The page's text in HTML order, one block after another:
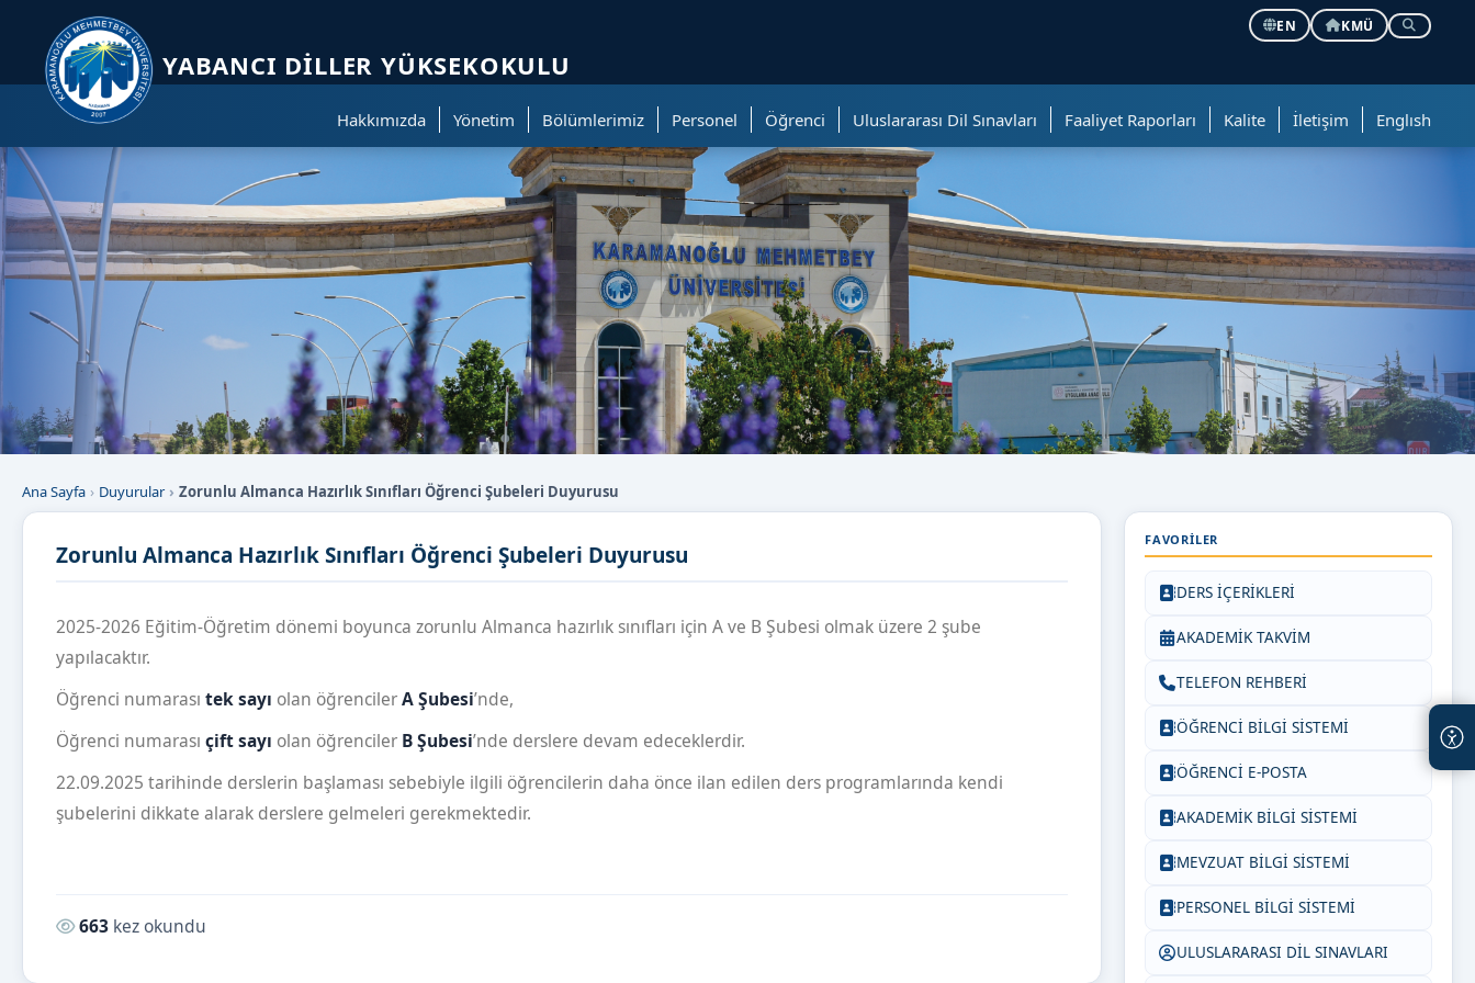
EN
KMÜ
YABANCI DILLER YÜKSEKOKULU
Hakkımızda Yönetim Bölümlerimiz Personel Öğrenci Uluslararası Dil Sınavları Faaliyet Raporları Kalite İletişim Englısh
Ana Sayfa Duyurular Zorunlu Almanca Hazırlık Sınıfları Öğrenci Şubeleri Duyurusu
Zorunlu Almanca Hazırlık Sınıfları Öğrenci Şubeleri Duyurusu
2025-2026 Eğitim-Öğretim dönemi boyunca zorunlu Almanca hazırlık sınıfları için A ve B Şubesi olmak üzere 2 şube
yapılacaktır.
Öğrenci numarası tek sayı olan öğrencilerA Şubesi’nde,
Öğrenci numarası çift sayı olan öğrenciler B Şubesi’nde derslere devam edeceklerdir.
22.09.2025 tarihinde derslerin başlaması sebebiyle ilgili öğrencilerin daha önce ilan edilen ders programlarında kendi
şubelerini dikkate alarak derslere gelmeleri gerekmektedir.
Okunma sayısı:
663 kez okundu
FAVORILER
DERS İÇERİKLERİ
AKADEMİK TAKVİM
TELEFON REHBERİ
ÖĞRENCİ BİLGİ SİSTEMİ
ÖĞRENCİ E-POSTA
AKADEMİK BİLGİ SİSTEMİ
MEVZUAT BİLGİ SİSTEMİ
PERSONEL BİLGİ SİSTEMİ
ULUSLARARASI DİL SINAVLARI